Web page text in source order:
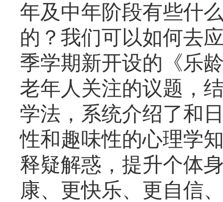
年及中年阶段有些什
的？我们可以如何去
季学期新开设的《乐
老年人关注的议题，
学法，系统介绍了和
性和趣味性的心理学
释疑解惑，提升个体
康、更快乐、更自信